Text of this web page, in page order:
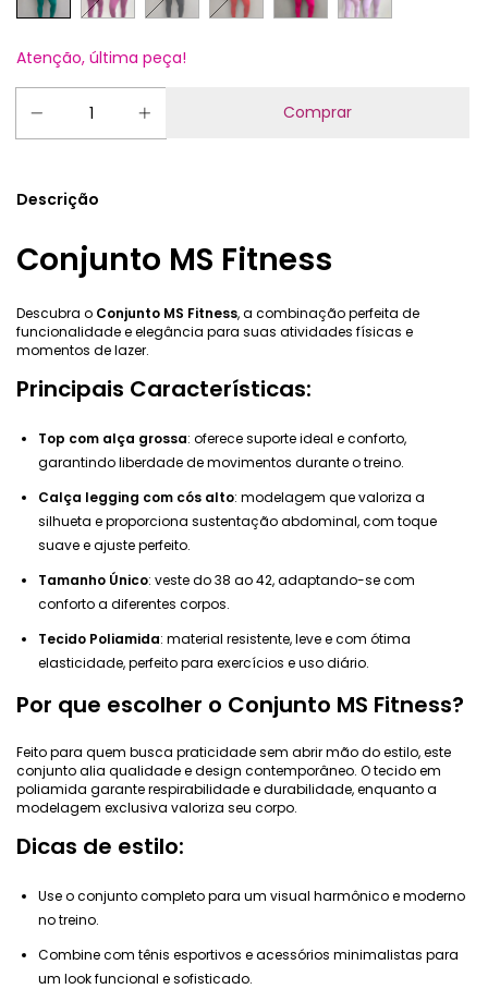
Atenção, última peça!
Descrição
Conjunto MS Fitness
Descubra o Conjunto MS Fitness, a combinação perfeita de
funcionalidade e elegância para suas atividades físicas e
momentos de lazer.
Principais Características:
Top com alça grossa: oferece suporte ideal e conforto,
garantindo liberdade de movimentos durante o treino.
Calça legging com cós alto: modelagem que valoriza a
silhueta e proporciona sustentação abdominal, com toque
suave e ajuste perfeito.
Tamanho Único: veste do 38 ao 42, adaptando-se com
conforto a diferentes corpos.
Tecido Poliamida: material resistente, leve e com ótima
elasticidade, perfeito para exercícios e uso diário.
Por que escolher o Conjunto MS Fitness?
Feito para quem busca praticidade sem abrir mão do estilo, este
conjunto alia qualidade e design contemporâneo. O tecido em
poliamida garante respirabilidade e durabilidade, enquanto a
modelagem exclusiva valoriza seu corpo.
Dicas de estilo:
Use o conjunto completo para um visual harmônico e moderno
no treino.
Combine com tênis esportivos e acessórios minimalistas para
um look funcional e sofisticado.